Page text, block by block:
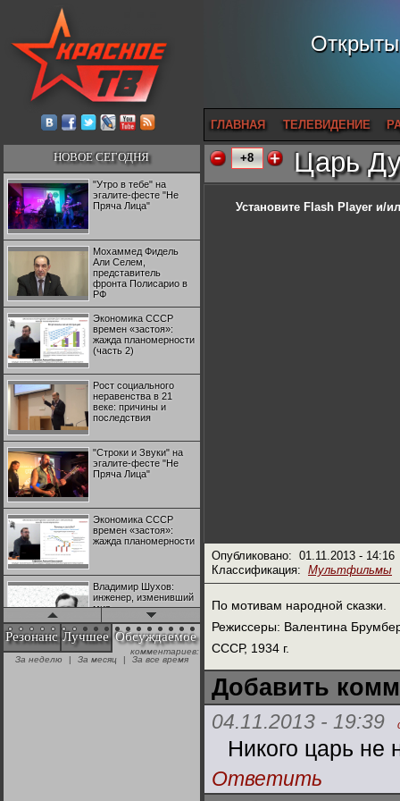
ГЛАВНАЯ ТЕЛЕВИДЕНИЕ
НОВОЕ СЕГОДНЯ
"Утро в тебе" на
эгалите-фесте "Не
Пряча Лица"
Мохаммед Фидель
Али Селем,
представитель
фронта Полисарио в
РФ
Экономика СССР
времен «застоя»:
жажда планомерности
(часть 2)
Рост социального
неравенства в 21
веке: причины и
последствия
"Строки и Звуки" на
эгалите-фесте "Не
Пряча Лица"
Экономика СССР
времен «застоя»:
жажда планомерности
Владимир Шухов:
инженер, изменивший
мир
"Аркадий Коц" на
эгалите-фесте "Не
Резонанс Лучшее Обсуждаемое
комментариев:
За неделю
| За месяц | За все время
+8 Царь
Установите Flash Player и/
Опубликовано: 01.11.2013 - 14:16
Классификация: Мультфильмы
По мотивам народной сказки.
Режиссеры: Валентина
СССР, 1934 г.
Добавить
04.11.2013 - 19:39
Никого царь не
Ответить